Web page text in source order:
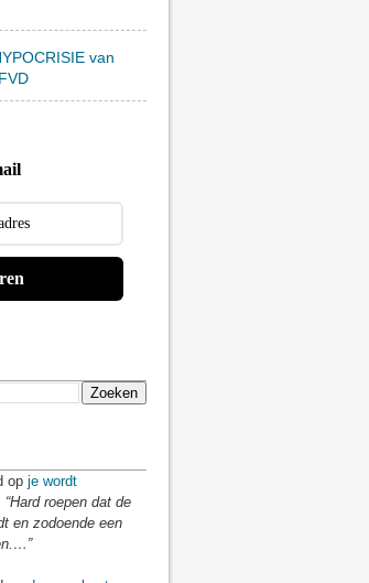
van
op je wordt
“Hard roepen dat de
en zodoende een